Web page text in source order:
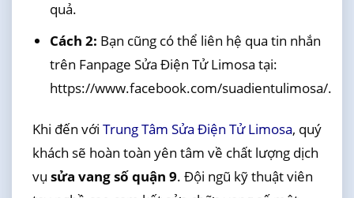
quả.
Cách 2: Bạn cũng có thể liên hệ qua tin nhắn
trên Fanpage Sửa Điện Tử Limosa tại:
https://www.facebook.com/suadientulimosa/.
Khi đến với Trung Tâm Sửa Điện Tử Limosa, quý
khách sẽ hoàn toàn yên tâm về chất lượng dịch
vụ sửa vang số quận 9. Đội ngũ kỹ thuật viên